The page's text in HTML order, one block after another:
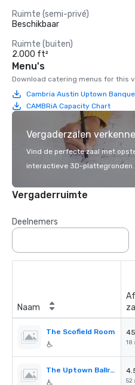
Ruimte (semi-privé)
Beschikbaar
Ruimte (buiten)
2.000 ft²
Menu's
Download catering menus for this
Cambria Austin Uptown
CAMBRiA Capacity Chart
Vergaderzalen
Vind de perfecte zaal met
interactieve 3D-plattegronden.
Vergaderruimte
Deelnemers
Naam
The Scofield Room
18
The Uptown Ballroom
52